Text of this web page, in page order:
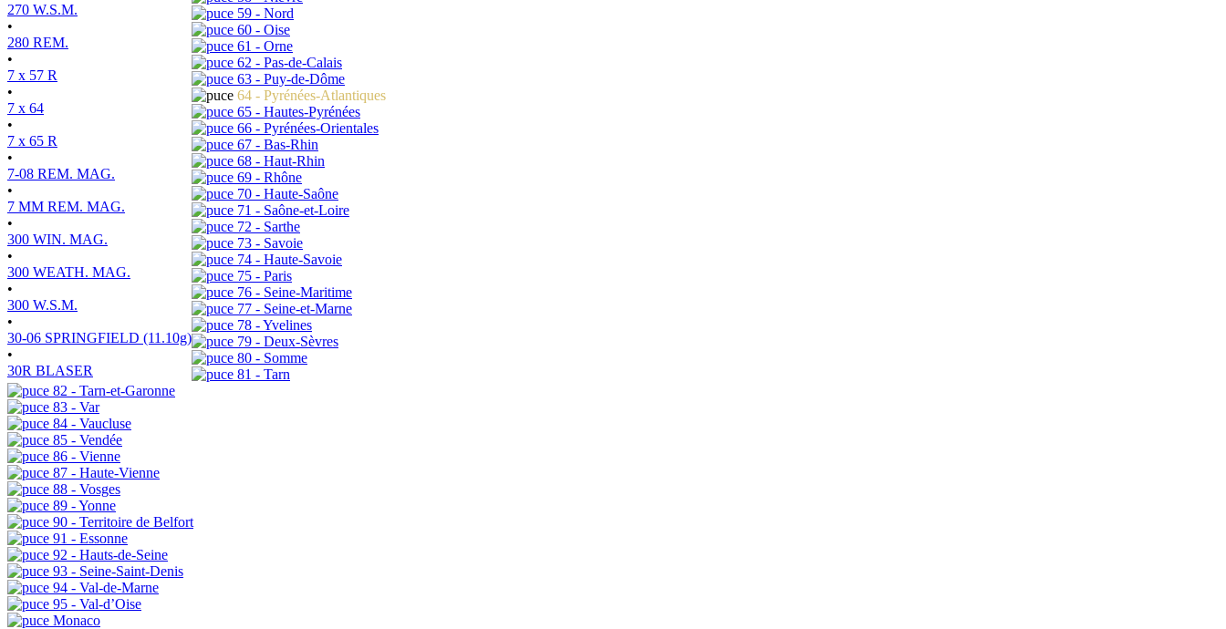
270 W.S.M.
•
280 REM.
•
7 x 57 R
•
7 x 64
•
7 x 65 R
•
7-08 REM. MAG.
•
7 MM REM. MAG.
•
300 WIN. MAG.
•
300 WEATH. MAG.
•
300 W.S.M.
•
30-06 SPRINGFIELD (11.10g)
•
30R BLASER
59 - Nord
60 - Oise
61 - Orne
62 - Pas-de-Calais
63 - Puy-de-Dôme
64 - Pyrénées-Atlantiques
65 - Hautes-Pyrénées
66 - Pyrénées-Orientales
67 - Bas-Rhin
68 - Haut-Rhin
69 - Rhône
70 - Haute-Saône
71 - Saône-et-Loire
72 - Sarthe
73 - Savoie
74 - Haute-Savoie
75 - Paris
76 - Seine-Maritime
77 - Seine-et-Marne
78 - Yvelines
79 - Deux-Sèvres
80 - Somme
81 - Tarn
82 - Tarn-et-Garonne
83 - Var
84 - Vaucluse
85 - Vendée
86 - Vienne
87 - Haute-Vienne
88 - Vosges
89 - Yonne
90 - Territoire de Belfort
91 - Essonne
92 - Hauts-de-Seine
93 - Seine-Saint-Denis
94 - Val-de-Marne
95 - Val-d’Oise
Monaco